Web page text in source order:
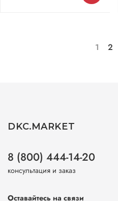
1 2
DKC.MARKET
8 (800) 444-14-20
консультация и заказ
Оставайтесь на связи